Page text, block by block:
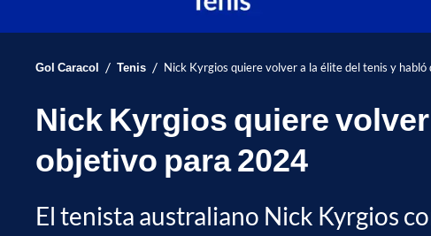
Gol Caracol / Tenis / Nick Kyrgios quiere volver a la élite del tenis y
Nick Kyrgios quiere
objetivo para 2024
El tenista australiano Nick Kyrgios